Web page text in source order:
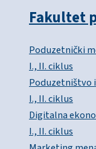
Fakultet
Poduzetnički
I., II. ciklus
Poduzetništvo
I., II. ciklus
Digitalna
I., II. ciklus